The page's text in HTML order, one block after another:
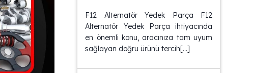
F12 Alternatör Yedek Parça F12
Alternatör Yedek Parça ihtiyacında
en önemli konu, aracınıza tam uyum
sağlayan doğru ürünü tercih[…]